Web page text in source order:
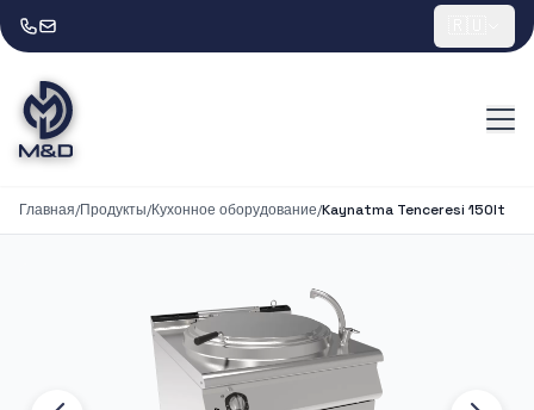
Главная/Продукты/Кухонное оборудование/Kaynatma Tenceresi 150lt